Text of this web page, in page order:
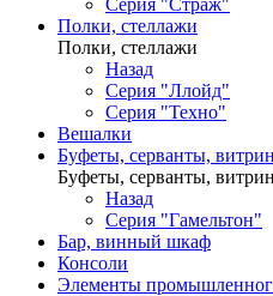
Серия "Страж"
Полки, стеллажи
Полки, стеллажи
Назад
Серия "Ллойд"
Серия "Техно"
Вешалки
Буфеты, серванты,
Буфеты, серванты,
Назад
Серия "Гамельтон"
Бар, винный шкаф
Консоли
Элементы